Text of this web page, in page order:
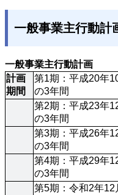
一般事業主行動計
一般事業主行動計画
計画
期間
第1期：平成20年
の3年間
第2期：平成23年
の3年間
第3期：平成26年
の3年間
第4期：平成29年
の3年間
第5期：令和2年